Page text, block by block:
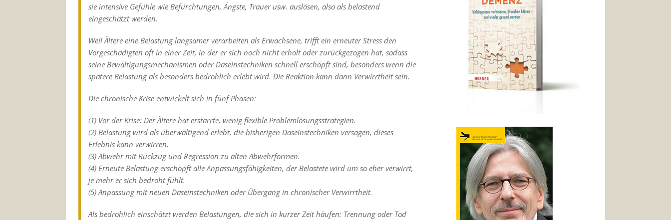
sie intensive Gefühle wie Befürchtungen, Ängste, Trauer usw. auslösen, also als belastend
eingeschätzt werden.
Weil Ältere eine Belastung langsamer verarbeiten als Erwachsene, trifft ein erneuter Stress den
Vorgeschädigten oft in einer Zeit, in der er sich noch nicht erholt oder zurückgezogen hat, sodass
seine Bewältigungsmechanismen oder Daseinstechniken schnell erschöpft sind, besonders wenn die
spätere Belastung als besonders bedrohlich erlebt wird. Die Reaktion kann dann Verwirrtheit sein.
Die chronische Krise entwickelt sich in fünf Phasen:
(1) Vor der Krise: Der Ältere hat erstarrte, wenig flexible Problemlösungsstrategien.
(2) Belastung wird als überwältigend erlebt, die bisherigen Daseinstechniken versagen, dieses
Erlebnis kann verwirren.
(3) Abwehr mit Rückzug und Regression zu alten Abwehrformen.
(4) Erneute Belastung erschöpft alle Anpassungsfähigkeiten, der Belastete wird um so eher verwirrt,
je mehr er sich bedroht fühlt.
(5) Anpassung mit neuen Daseinstechniken oder Übergang in chronischer Verwirrtheit.
Als bedrohlich einschätzt werden Belastungen, die sich in kurzer Zeit häufen: Trennung oder Tod